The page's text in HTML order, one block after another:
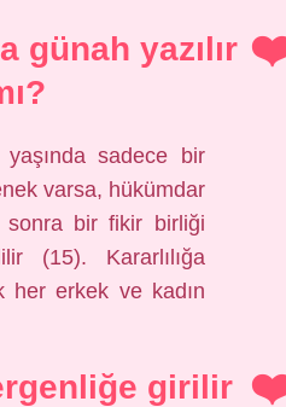
günah yazılır
sadece bir
varsa, hükümdar
sonra bir fikir birliği
(15). Kararlılığa
her erkek ve kadın
girilir